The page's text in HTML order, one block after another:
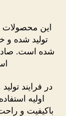
این
تولید شده و
شده است.
در فرایند
اولیه
باکیفیت و